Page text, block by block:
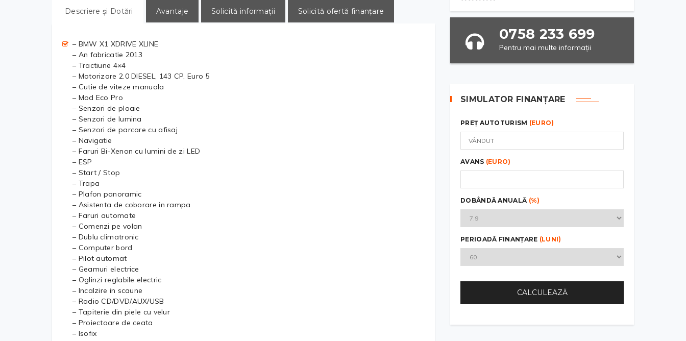
Descriere și Dotări Avantaje Solicită informații Solicită ofertă finanțare
– BMW X1 XDRIVE XLINE
– An fabricatie 2013
– Tractiune 4×4
– Motorizare 2.0 DIESEL, 143 CP, Euro 5
– Cutie de viteze manuala
– Mod Eco Pro
– Senzori de ploaie
– Senzori de lumina
– Senzori de parcare cu afisaj
– Navigatie
– Faruri Bi-Xenon cu lumini de zi LED
– ESP
– Start / Stop
– Trapa
– Plafon panoramic
– Asistenta de coborare in rampa
– Faruri automate
– Comenzi pe volan
– Dublu climatronic
– Computer bord
– Pilot automat
– Geamuri electrice
– Oglinzi reglabile electric
– Incalzire in scaune
– Radio CD/DVD/AUX/USB
– Tapiterie din piele cu velur
– Proiectoare de ceata
– Isofix
0758 233 699
Pentru mai multe informații
SIMULATOR FINANȚARE
PREȚ AUTOTURISM (EURO)
AVANS (EURO)
DOBÂNDĂ ANUALĂ (%)
PERIOADĂ FINANȚARE (LUNI)
CALCULEAZĂ